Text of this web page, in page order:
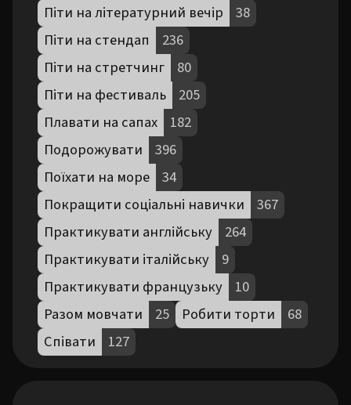
Піти на літературний вечір
38
Піти на стендап
236
Піти на стретчинг
80
Піти на фестиваль
205
Плавати на сапах
182
Подорожувати
396
Поїхати на море
34
Покращити соціальні навички
367
Практикувати англійську
264
Практикувати італійську
9
Практикувати французьку
10
Разом мовчати
25 Робити торти
68
Співати
127